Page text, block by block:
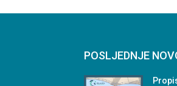
POSLJEDNJE